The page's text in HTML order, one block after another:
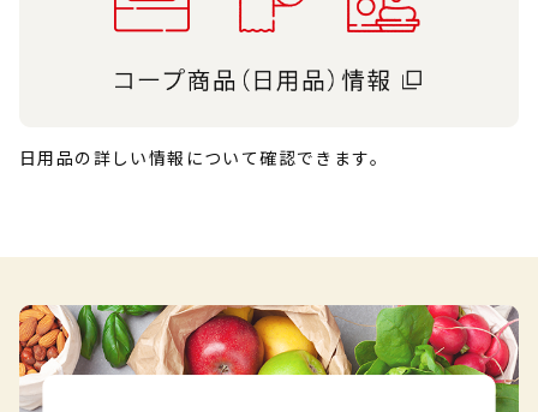
日用品の詳しい情報について確認できます。